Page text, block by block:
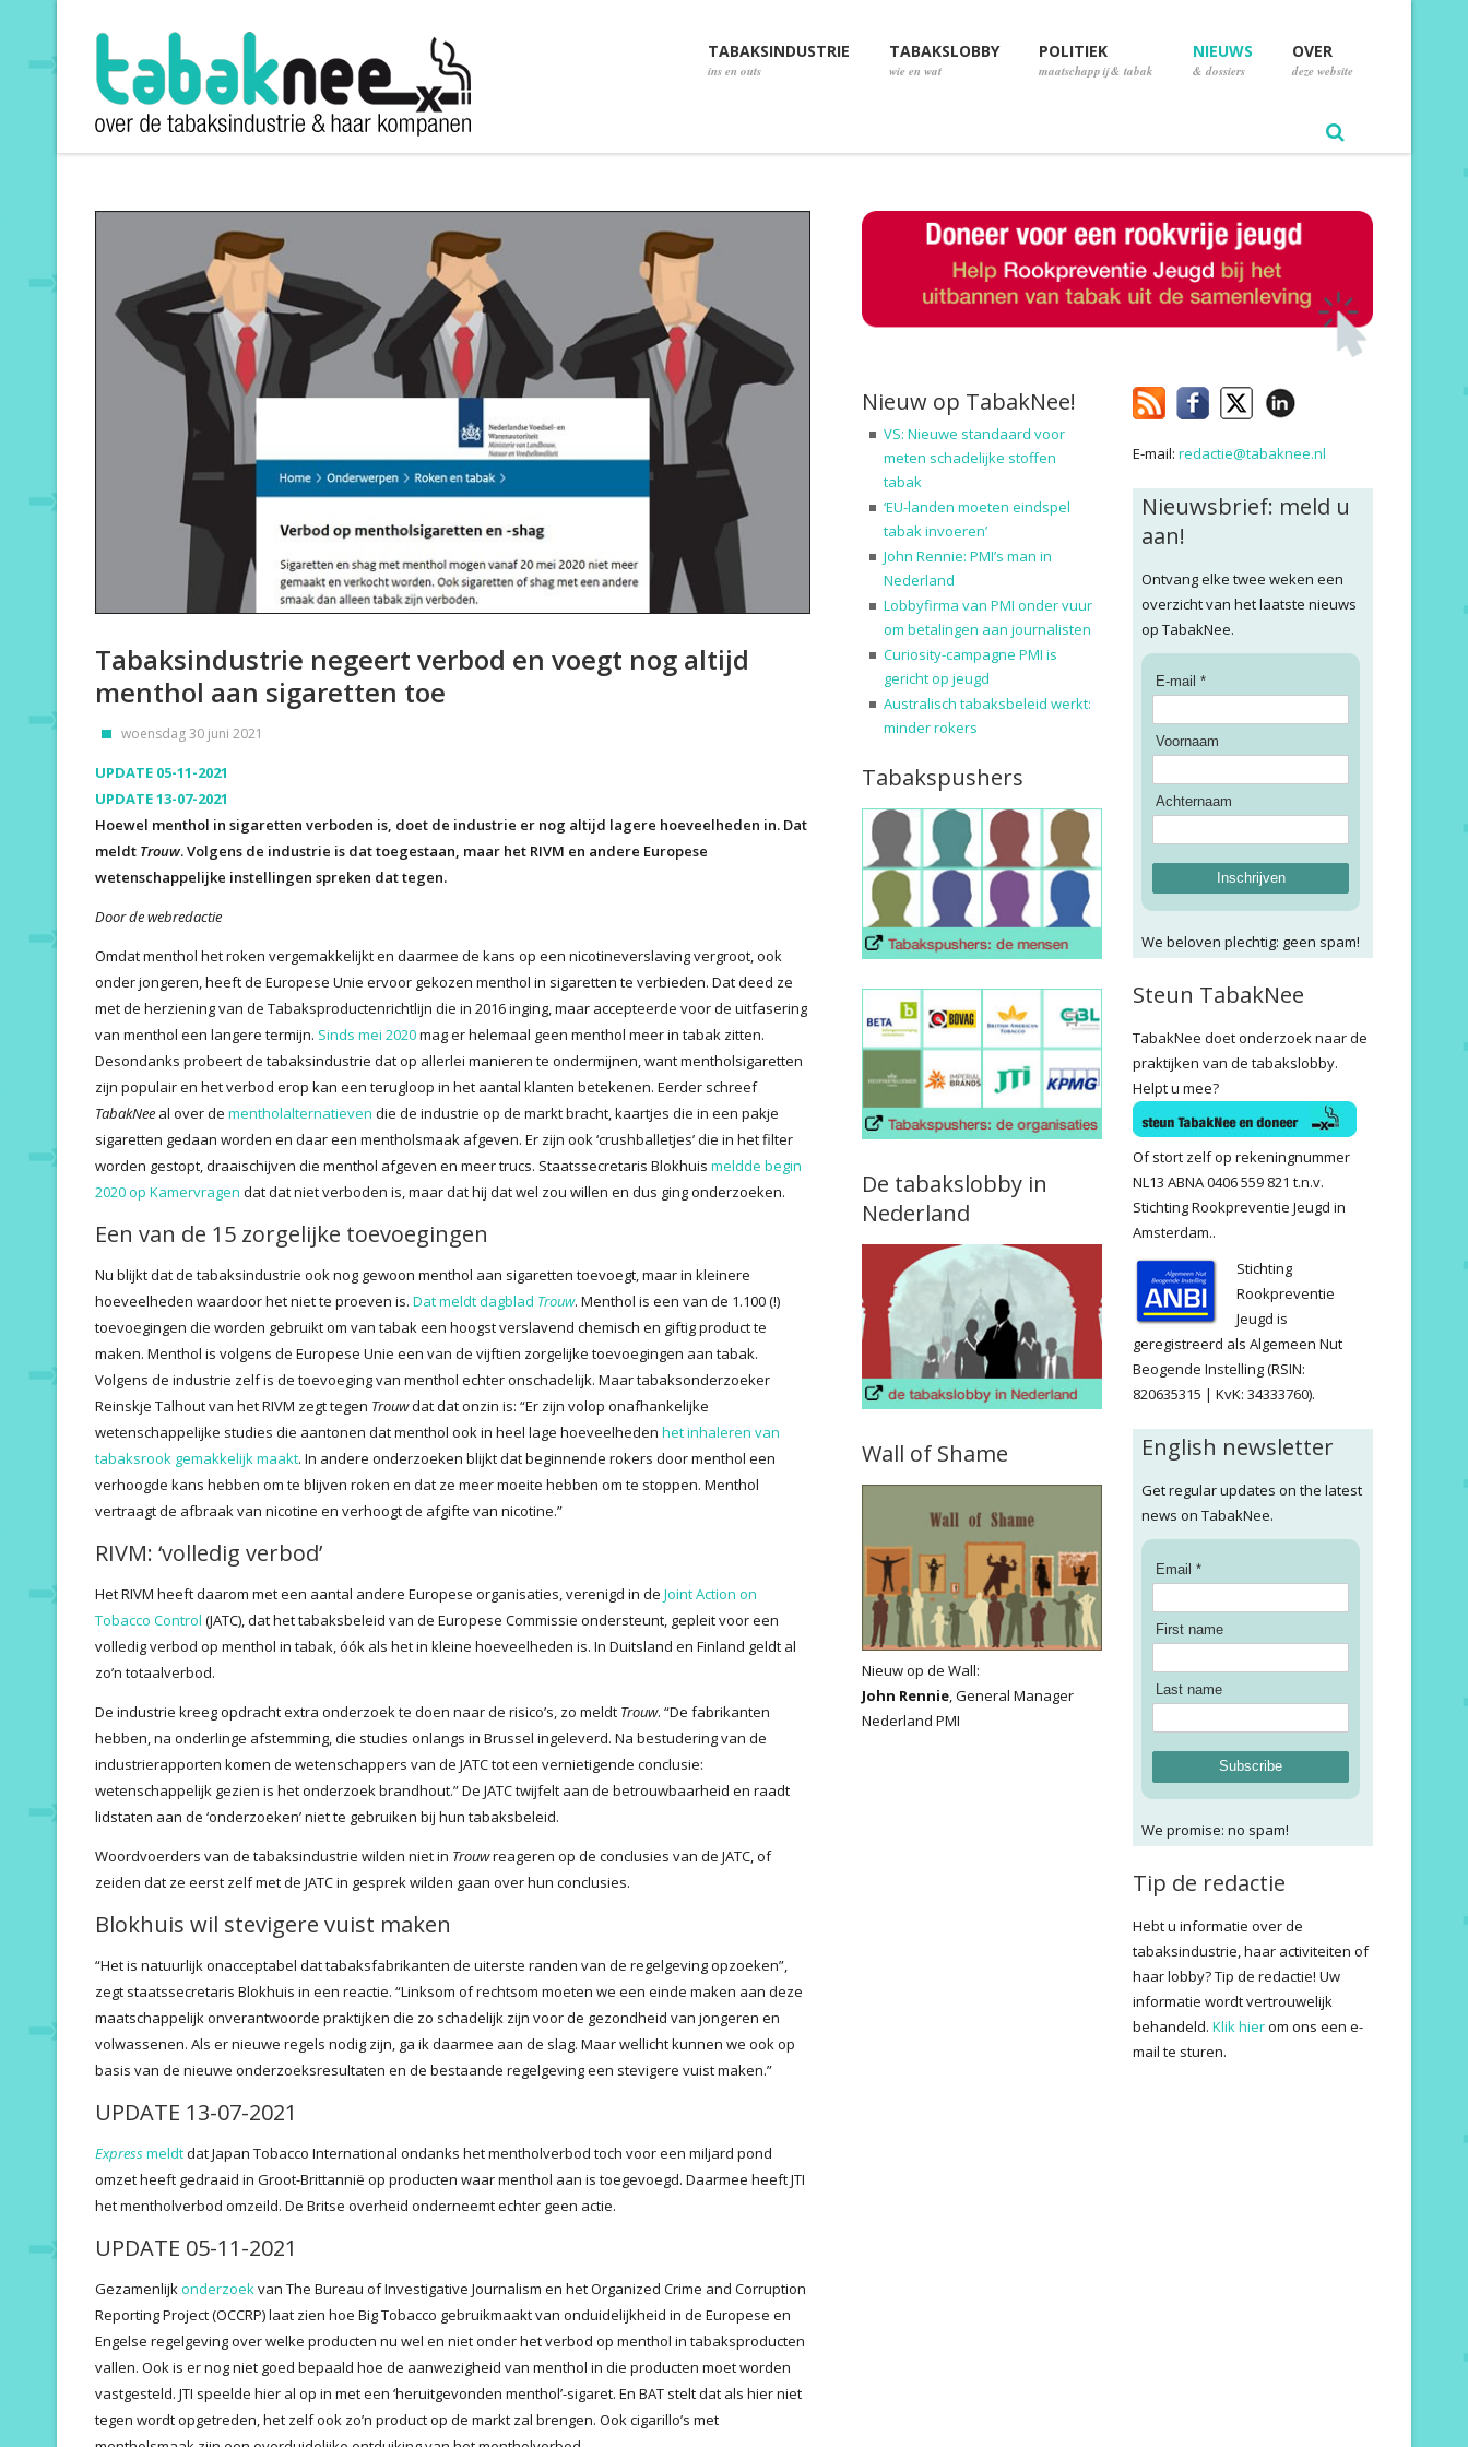
TABAKSINDUSTRIE
ins en outs
TABAKSLOBBY
wie en wat
POLITIEK
maatschappij & tabak
NIEUWS
& dossiers
OVER
deze website
Tabaksindustrie negeert verbod en voegt nog altijd
menthol aan sigaretten toe
woensdag 30 juni 2021
UPDATE 05-11-2021
UPDATE 13-07-2021
Hoewel menthol in sigaretten verboden is, doet de industrie er nog altijd lagere hoeveelheden in. Dat
meldt Trouw. Volgens de industrie is dat toegestaan, maar het RIVM en andere Europese
wetenschappelijke instellingen spreken dat tegen.
Door de webredactie
Omdat menthol het roken vergemakkelijkt en daarmee de kans op een nicotineverslaving vergroot, ook
onder jongeren, heeft de Europese Unie ervoor gekozen menthol in sigaretten te verbieden. Dat deed ze
met de herziening van de Tabaksproductenrichtlijn die in 2016 inging, maar accepteerde voor de uitfasering
van menthol een langere termijn. Sinds mei 2020mag er helemaal geen menthol meer in tabak zitten.
Desondanks probeert de tabaksindustrie dat op allerlei manieren te ondermijnen, want mentholsigaretten
zijn populair en het verbod erop kan een terugloop in het aantal klanten betekenen. Eerder schreef
TabakNee al over de mentholalternatieven die de industrie op de markt bracht, kaartjes die in een pakje
sigaretten gedaan worden en daar een mentholsmaak afgeven. Er zijn ook ‘crushballetjes’ die in het filter
worden gestopt, draaischijven die menthol afgeven en meer trucs. Staatssecretaris Blokhuis meldde begin
2020 op Kamervragen dat dat niet verboden is, maar dat hij dat wel zou willen en dus ging onderzoeken.
Een van de 15 zorgelijke toevoegingen
Nu blijkt dat de tabaksindustrie ook nog gewoon menthol aan sigaretten toevoegt, maar in kleinere
hoeveelheden waardoor het niet te proeven is. Dat meldt dagblad Trouw. Menthol is een van de 1.100 (!)
toevoegingen die worden gebruikt om van tabak een hoogst verslavend chemisch en giftig product te
maken. Menthol is volgens de Europese Unie een van de vijftien zorgelijke toevoegingen aan tabak.
Volgens de industrie zelf is de toevoeging van menthol echter onschadelijk. Maar tabaksonderzoeker
Reinskje Talhout van het RIVM zegt tegen Trouwdat dat onzin is: “Er zijn volop onafhankelijke
wetenschappelijke studies die aantonen dat menthol ook in heel lage hoeveelheden het inhaleren van
tabaksrook gemakkelijk maakt. In ­andere onderzoeken blijkt dat beginnende rokers door menthol een
verhoogde kans hebben om te blijven roken en dat ze meer moeite hebben om te stoppen. Menthol
vertraagt de afbraak van nicotine en verhoogt de afgifte van nicotine.”
RIVM: ‘volledig verbod’
Het RIVM heeft daarom met een aantal andere Europese organisaties, verenigd in de Joint Action on
Tobacco Control (JATC), dat het tabaksbeleid van de Europese Commissie ondersteunt, gepleit voor een
volledig verbod op menthol in tabak, óók als het in kleine hoeveelheden is. In Duitsland en Finland geldt al
zo’n totaalverbod.
De industrie kreeg opdracht extra onderzoek te doen naar de risico’s, zo meldt Trouw. “De fabrikanten
hebben, na onderlinge afstemming, die studies onlangs in Brussel ingeleverd. Na bestudering van de
industrierapporten komen de wetenschappers van de JATC tot een vernietigende conclusie:
wetenschappelijk ­gezien is het onderzoek brandhout.” De JATC twijfelt aan de betrouwbaarheid en raadt
lidstaten aan de ‘onderzoeken’ niet te gebruiken bij hun tabaksbeleid.
Woordvoerders van de tabaksindustrie wilden niet in Trouwreageren op de conclusies van de JATC, of
zeiden dat ze eerst zelf met de JATC in gesprek wilden gaan over hun conclusies.
Blokhuis wil stevigere vuist maken
“Het is natuurlijk onacceptabel dat tabaksfabrikanten de uiterste randen van de regelgeving opzoeken”,
zegt staatssecretaris Blokhuis in een reactie. “Linksom of rechtsom moeten we een einde ­maken aan deze
maatschappelijk onverantwoorde praktijken die zo schadelijk zijn voor de gezondheid van jongeren en
volwassenen. Als er nieuwe regels nodig zijn, ga ik daarmee aan de slag. Maar wellicht kunnen we ook op
basis van de nieuwe onderzoeksresultaten en de bestaande regelgeving een stevigere vuist maken.”
UPDATE 13-07-2021
Expressmeldtdat Japan Tobacco International ondanks het mentholverbod toch voor een miljard pond
omzet heeft gedraaid in Groot-Brittannië op producten waar menthol aan is toegevoegd. Daarmee heeft JTI
het mentholverbod omzeild. De Britse overheid onderneemt echter geen actie.
UPDATE 05-11-2021
Gezamenlijkonderzoekvan The Bureau of Investigative Journalism en het Organized Crime and Corruption
Reporting Project (OCCRP) laat zien hoe Big Tobacco gebruikmaakt van onduidelijkheid in de Europese en
Engelse regelgeving over welke producten nu wel en niet onder het verbod op menthol in tabaksproducten
vallen. Ook is er nog niet goed bepaald hoe de aanwezigheid van menthol in die producten moet worden
vastgesteld. JTI speelde hier al op in met een ‘heruitgevonden menthol’-sigaret. En BAT stelt dat als hier niet
tegen wordt opgetreden, het zelf ook zo’n product op de markt zal brengen. Ook cigarillo’s met
Nieuw op TabakNee!
VS: Nieuwe standaard voor
meten schadelijke stoffen
tabak
‘EU-landen moeten eindspel
tabak invoeren’
John Rennie: PMI’s man in
Nederland
Lobbyfirma van PMI onder vuur
om betalingen aan journalisten
Curiosity-campagne PMI is
gericht op jeugd
Australisch tabaksbeleid werkt:
minder rokers
Tabakspushers
De tabakslobby in
Nederland
Wall of Shame
Nieuw op de Wall:
John Rennie, General Manager
Nederland PMI
E-mail:redactie@tabaknee.nl
Nieuwsbrief: meld u
aan!
Ontvang elke twee weken een
overzicht van het laatste nieuws
op TabakNee.
E-mail *
Voornaam
Achternaam
Inschrijven
We beloven plechtig: geen spam!
Steun TabakNee
TabakNee doet onderzoek naar de
praktijken van de tabakslobby.
Helpt u mee?
Of stort zelf op rekeningnummer
NL13 ABNA 0406 559 821 t.n.v.
Stichting Rookpreventie Jeugd in
Amsterdam..
Stichting
Rookpreventie
Jeugd is
geregistreerd als Algemeen Nut
Beogende Instelling (RSIN:
820635315 | KvK: 34333760).
English newsletter
Get regular updates on the latest
news on TabakNee.
Email *
First name
Last name
Subscribe
We promise: no spam!
Tip de redactie
Hebt u informatie over de
tabaksindustrie, haar activiteiten of
haar lobby? Tip de redactie! Uw
informatie wordt vertrouwelijk
behandeld.Klik hierom ons een e-
mail te sturen.